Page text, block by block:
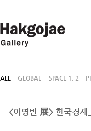
ALL GLOBAL SPACE 1, 2
<이영빈 展> 한국경제_